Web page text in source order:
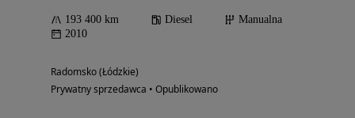
193 400 km Diesel
Manualna
2010
Radomsko (Łódzkie)
Prywatny sprzedawca • Opublikowano